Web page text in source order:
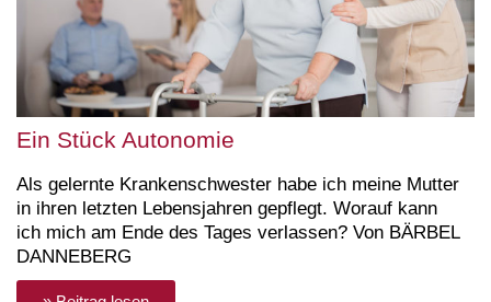
Ein Stück Autonomie
Als gelernte Krankenschwester habe ich meine Mutter
in ihren letzten Lebensjahren gepflegt. Worauf kann
ich mich am Ende des Tages verlassen? Von BÄRBEL
DANNEBERG